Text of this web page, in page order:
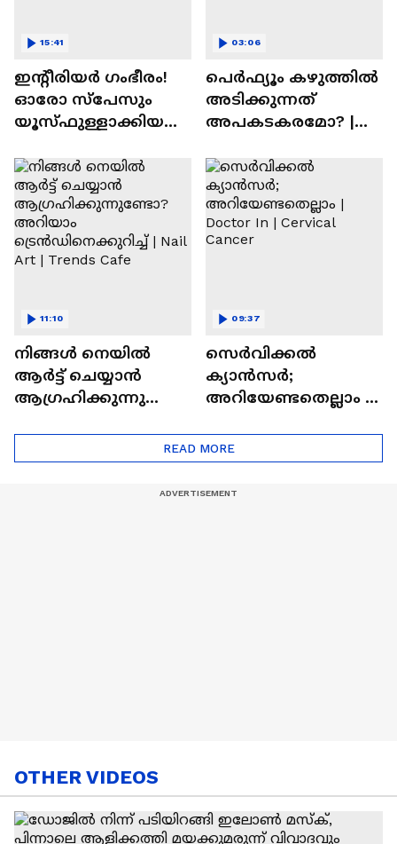
ഇന്റീരിയർ ഗംഭീരം!
ഓരോ സ്‌പേസും
യൂസ്ഫുള്ളാക്കിയ
15:41
പെർഫ്യൂം കഴുത്തിൽ
അടിക്കുന്നത്
അപകടകരമോ? |
03:06
നിങ്ങൾ നെയിൽ
ആർട്ട് ചെയ്യാൻ
ആഗ്രഹിക്കുന്നുണ്ടോ
ട്രെൻഡിനെക്കുറിച്ച് |
Nail Art | Trends Cafe
11:10
സെർവിക്കൽ
ക്യാൻസർ;
അറിയേണ്ടതെല്ലാം |
Cancer
09:37
READ MORE
OTHER VIDEOS